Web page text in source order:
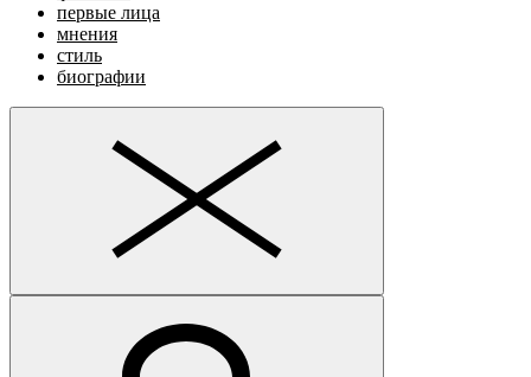
первые лица
мнения
стиль
биографии